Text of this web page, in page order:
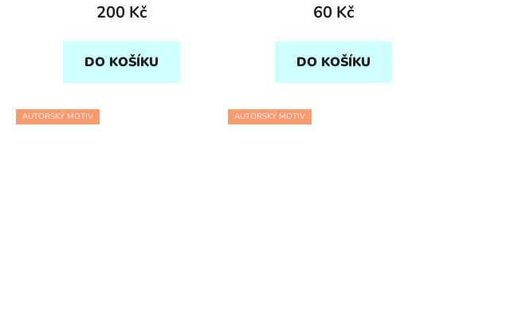
200 Kč
DO KOŠÍKU
60 Kč
DO KOŠÍKU
AUTORSKÝ MOTIV AUTORSKÝ MOTIV